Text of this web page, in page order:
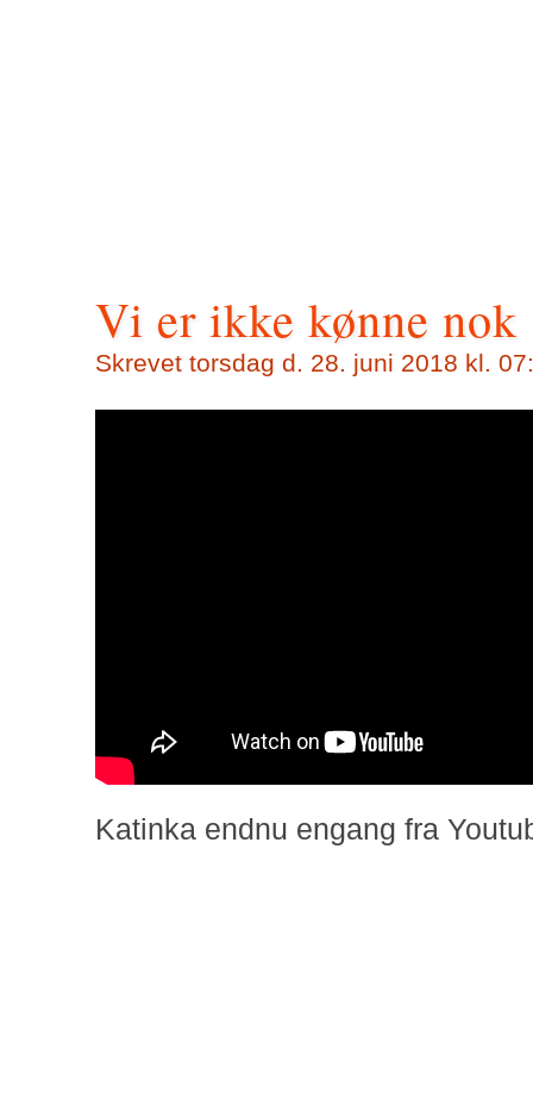
Vi er ikke kønne nok
Skrevet torsdag d. 28. juni 2018 kl.
Katinka endnu engang fra